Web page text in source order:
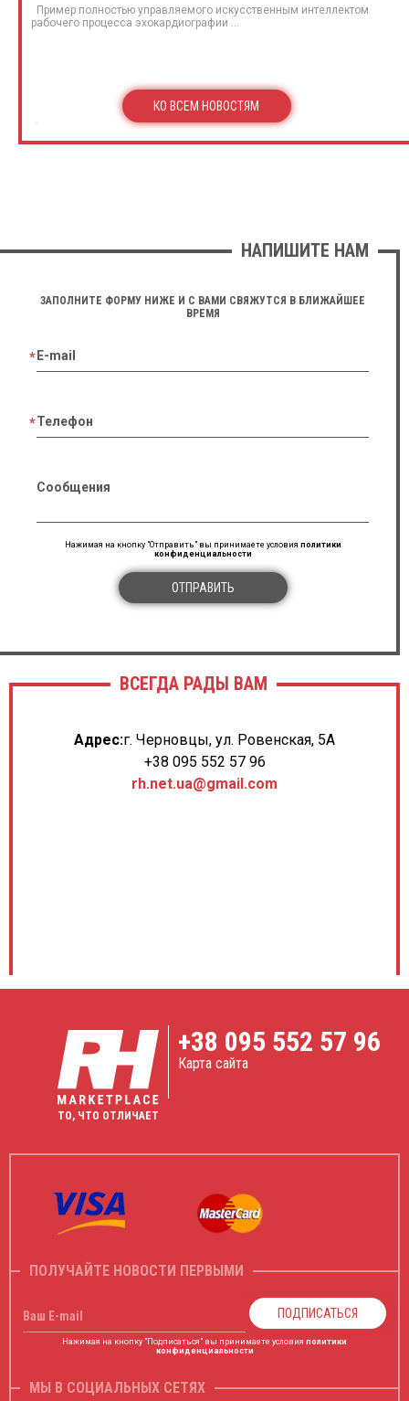
Пример полностью управляемого искусственным интеллектом
рабочего процесса эхокардиографии ...
КО ВСЕМ НОВОСТЯМ
НАПИШИТЕ НАМ
ЗАПОЛНИТЕ ФОРМУ НИЖЕ И С ВАМИ СВЯЖУТСЯ В БЛИЖАЙШЕЕ
ВРЕМЯ
E-mail
Телефон
Сообщения
Нажимая на кнопку "Отправить" вы принимаете условия политики
конфиденциальности
ОТПРАВИТЬ
ВСЕГДА РАДЫ ВАМ
Адрес:г. Черновцы, ул. Ровенская, 5А
+38 095 552 57 96
rh.net.ua@gmail.com
ТО, ЧТО ОТЛИЧАЕТ
+38 095 552 57 96
Карта сайта
ПОЛУЧАЙТЕ НОВОСТИ ПЕРВЫМИ
Ваш E-mail ПОДПИСАТЬСЯ
Нажимая на кнопку "Подписаться" вы принимаете условия политики
конфиденциальности
МЫ В СОЦИАЛЬНЫХ СЕТЯХ